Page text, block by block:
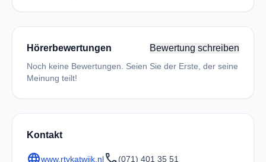
Hörerbewertungen Bewertung schreiben
Noch keine Bewertungen. Seien Sie der Erste, der seine
Meinung teilt!
Kontakt
www.rtvkatwijk.nl (071) 401 35 51